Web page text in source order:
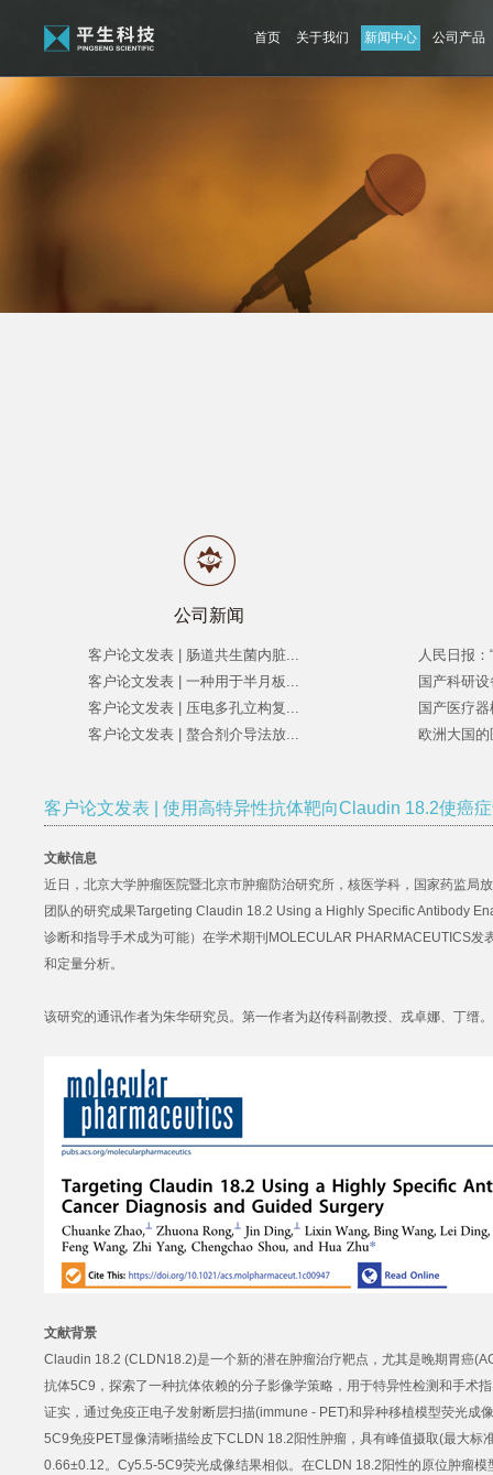
首页 关于我们 新闻中心 公司产品
公司新闻
客户论文发表 | 肠道共生菌内脏...
客户论文发表 | 一种用于半月板...
客户论文发表 | 压电多孔立构复...
客户论文发表 | 螯合剂介导法放...
人民日报
国产科研
国产医疗
欧洲大国
客户论文发表 | 使用高特异性抗体靶向Claudin 18.2使癌
文献信息
近日，北京大学肿瘤医院暨北京市肿瘤防治研究所，核医学科，国家药监局
团队的研究成果Targeting Claudin 18.2 Using a Highly Specific Antibody
诊断和指导手术成为可能）在学术期刊MOLECULAR PHARMACEUTICS
和定量分析。
该研究的通讯作者为朱华研究员。第一作者为赵传科副教授、戎卓娜、丁缙。
文献背景
Claudin 18.2 (CLDN18.2)是一个新的潜在肿瘤治疗靶点，尤其是晚期胃癌
抗体5C9，探索了一种抗体依赖的分子影像学策略，用于特异性检测和手术
证实，通过免疫正电子发射断层扫描(immune - PET)和异种移植模型荧光
5C9免疫PET显像清晰描绘皮下CLDN 18.2阳性肿瘤，具有峰值摄取(最大标
0.66±0.12。Cy5.5-5C9荧光成像结果相似。在CLDN 18.2阳性的原位肿瘤模